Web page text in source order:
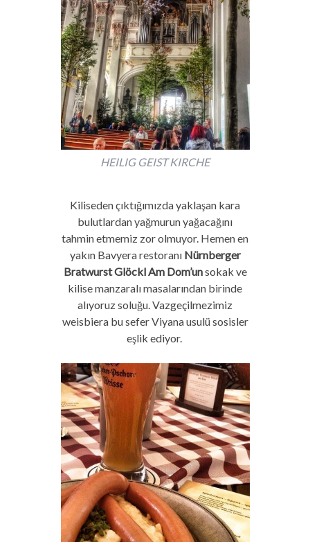
HEILIG GEIST KIRCHE
Kiliseden çıktığımızda yaklaşan kara
bulutlardan yağmurun yağacağını
tahmin etmemiz zor olmuyor. Hemen en
yakın Bavyera restoranı Nürnberger
Bratwurst Glöckl Am Dom’unsokak ve
kilise manzaralı masalarından birinde
alıyoruz soluğu. Vazgeçilmezimiz
weisbiera bu sefer Viyana usulü sosisler
eşlik ediyor.